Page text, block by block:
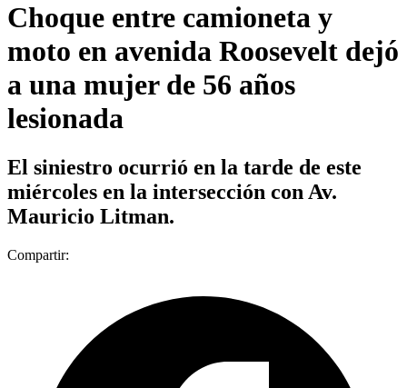
Choque entre camioneta y
moto en avenida Roosevelt dejó
a una mujer de 56 años
lesionada
El siniestro ocurrió en la tarde de este
miércoles en la intersección con Av.
Mauricio Litman.
Compartir: